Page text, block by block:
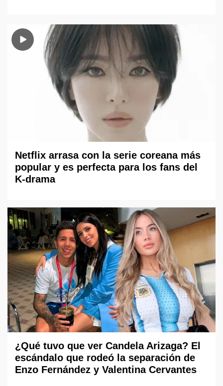
Netflix arrasa con la serie coreana más
popular y es perfecta para los fans del
K-drama
¿Qué tuvo que ver Candela Arizaga? El
escándalo que rodeó la separación de
Enzo Fernández y Valentina Cervantes